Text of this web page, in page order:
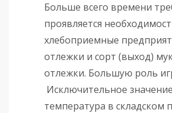
Больше всего времени
проявляется
хлебоприемные
отлежки и сорт (выход)
отлежки. Большую роль
Исключительное
температура в складском